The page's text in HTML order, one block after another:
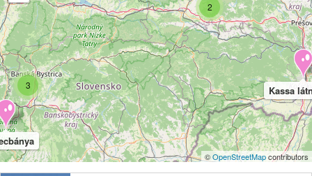
3
2
Kassa
©OpenStreetMapcontributors